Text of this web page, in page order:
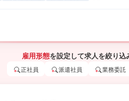
雇用形態を設定して求人を絞り込
正社員 派遣社員 業務委託